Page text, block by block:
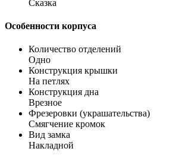
Сказка
Особенности корпуса
Количество отделений
Одно
Конструкция крышки
На петлях
Конструкция дна
Врезное
Фрезеровки (украшательства)
Смягчение кромок
Вид замка
Накладной